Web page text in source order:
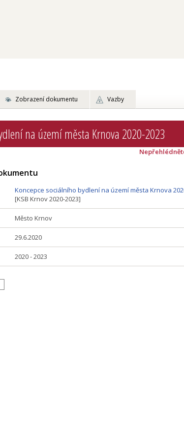
Zobrazení dokumentu Vazby
na území města Krnova 2020-2023
Koncepce sociálního bydlení na území města Krnova
[KSB Krnov 2020-2023]
Město Krnov
29.6.2020
2020 - 2023